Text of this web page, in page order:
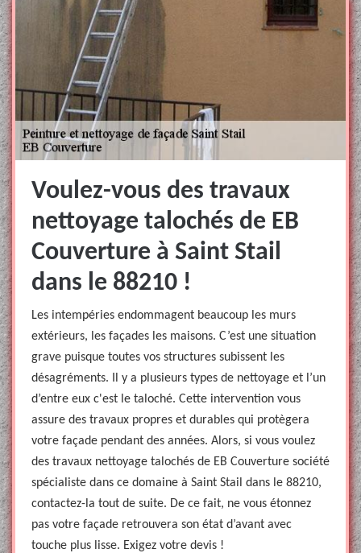
Voulez-vous des travaux
nettoyage talochés de EB
Couverture à Saint Stail
dans le 88210 !
Les intempéries endommagent beaucoup les murs
extérieurs, les façades les maisons. C’est une situation
grave puisque toutes vos structures subissent les
désagréments. Il y a plusieurs types de nettoyage et l’un
d’entre eux c'est le taloché. Cette intervention vous
assure des travaux propres et durables qui protègera
votre façade pendant des années. Alors, si vous voulez
des travaux nettoyage talochés de EB Couverture société
spécialiste dans ce domaine à Saint Stail dans le 88210,
contactez-la tout de suite. De ce fait, ne vous étonnez
pas votre façade retrouvera son état d’avant avec
touche plus lisse. Exigez votre devis !